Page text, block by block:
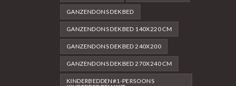
GANZENDONS DEKBED
GANZENDONS DEKBED 140X220 CM
GANZENDONS DEKBED 240X200
GANZENDONS DEKBED 270X240 CM
KINDERBEDDEN#1-PERSOONS